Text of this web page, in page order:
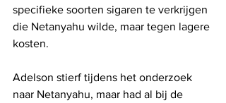
specifieke soorten sigaren te verkrijgen
die Netanyahu wilde, maar tegen lagere
kosten.
Adelson stierf tijdens het onderzoek
naar Netanyahu, maar had al bij de